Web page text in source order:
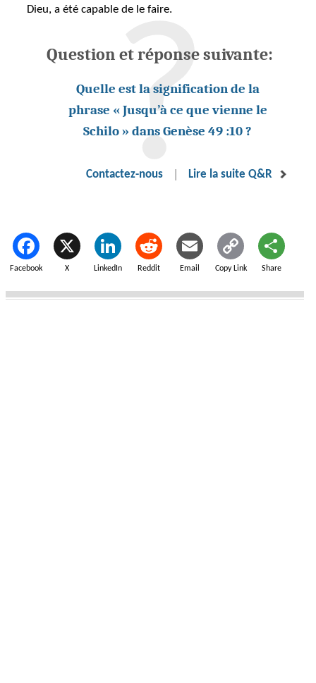
Dieu, a été capable de le faire.
Question et réponse suivante:
Quelle est la signification de la
phrase « Jusqu’à ce que vienne le
Schilo » dans Genèse 49 :10 ?
Contactez-nous | Lire la suite Q&R
Facebook X LinkedIn Reddit Email Copy Link Share